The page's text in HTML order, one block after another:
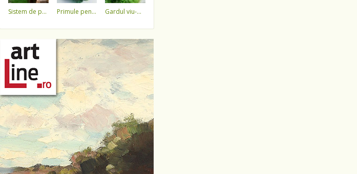
sistem de pulverizare a apei primule pentru 1 martie 3,5 lei / ghiveci !!!! gardul viu-minune!